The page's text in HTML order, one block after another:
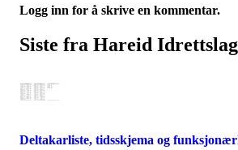
Logg inn for å skrive en kommentar.
Siste fra Hareid Idrettslag
Deltakarliste, tidsskjema og